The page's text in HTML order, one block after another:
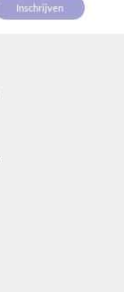
Inschrijven